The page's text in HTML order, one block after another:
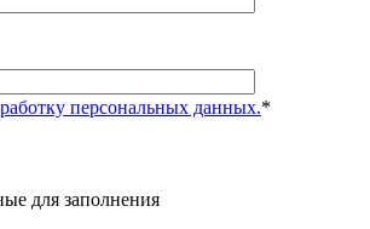
персональных данных.*
для заполнения